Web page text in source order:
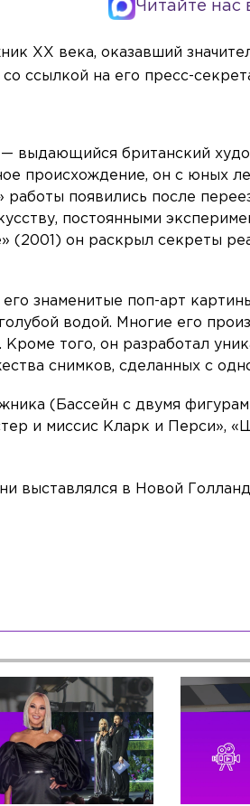
Читайте нас
XX века, оказавший
со ссылкой на его пресс-
выдающийся британский
происхождение, он с юных
работы появились после
постоянными
(2001) он раскрыл секреты
знаменитые поп-арт
водой. Многие его
того, он разработал
снимков, сделанных с
(Бассейн с двумя
и миссис Кларк и Перси»,
выставлялся в Новой